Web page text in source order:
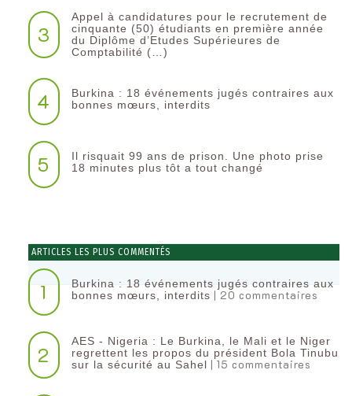
3
Appel à candidatures pour le recrutement de
cinquante (50) étudiants en première année
du Diplôme d’Etudes Supérieures de
Comptabilité (…)
4
Burkina : 18 événements jugés contraires aux
bonnes mœurs, interdits
5
Il risquait 99 ans de prison. Une photo prise
18 minutes plus tôt a tout changé
ARTICLES LES PLUS COMMENTÉS
1
Burkina : 18 événements jugés contraires aux
bonnes mœurs, interdits | 20 commentaires
2
AES - Nigeria : Le Burkina, le Mali et le Niger
regrettent les propos du président Bola Tinubu
sur la sécurité au Sahel | 15 commentaires